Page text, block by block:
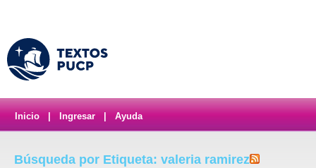
Inicio Ingresar Ayuda
Búsqueda por Etiqueta: valeria ramirez